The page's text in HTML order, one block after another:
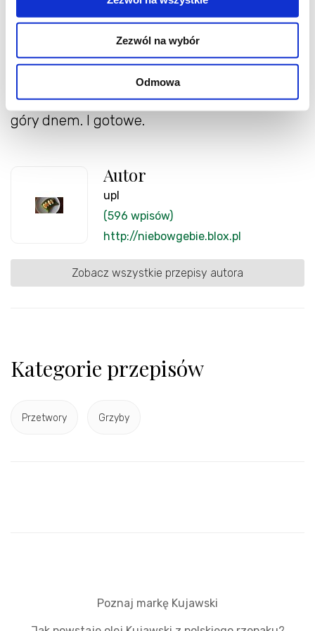
Zezwól na wybór
Odmowa
minut i wyłączyłam.
Kiedy przestygły zapakowałam grzyby z
zalewą - sprawiedliwie rozdzielając cebulę i
przyprawy. Zakręciłam słoiki i odwróciłam do
góry dnem. I gotowe.
Autor
upl
(596 wpisów)
http://niebowgebie.blox.pl
Zobacz wszystkie przepisy autora
Kategorie przepisów
Przetwory Grzyby
Poznaj markę Kujawski